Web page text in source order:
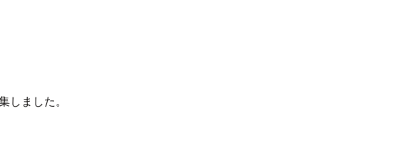
しました。